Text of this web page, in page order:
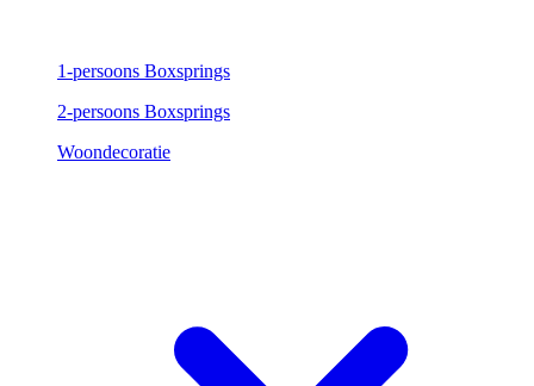
1-persoons Boxsprings
2-persoons Boxsprings
Woondecoratie